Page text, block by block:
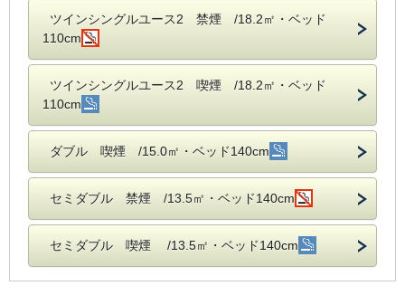
ツインシングルユース2 禁煙 /18.2㎡・ベッド
110cm
ツインシングルユース2 喫煙 /18.2㎡・ベッド
110cm
ダブル 喫煙 /15.0㎡・ベッド140cm
セミダブル 禁煙 /13.5㎡・ベッド140cm
セミダブル 喫煙 /13.5㎡・ベッド140cm